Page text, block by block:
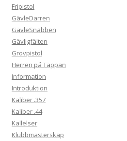
Fripistol
GävleDarren
GävleSnabben
Gävligfälten
Grovpistol
Herren på Täppan
Information
Introduktion
Kaliber .357
Kaliber .44
Kallelser
Klubbmästerskap